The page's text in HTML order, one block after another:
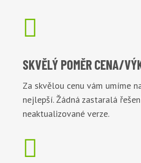

SKVĚLÝ POMĚRCENA/
Za skvělou cenu vám umíme
nejlepší. Žádná zastaralá
neaktualizované verze.
